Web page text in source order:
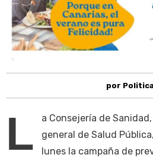
por
L
a Consejería de
general de Salud
lunes la campaña de